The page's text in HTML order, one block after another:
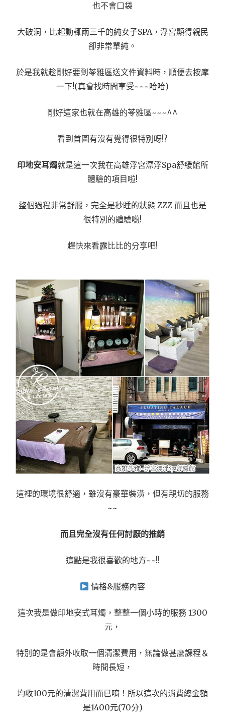
也不會口袋
大破洞，比起動輒兩三千的純女子SPA，浮宮顯得親民
卻非常單純。
於是我就趁剛好要到苓雅區送文件資料時，順便去按摩
一下!(真會找時間享受~~~哈哈)
剛好這家也就在高雄的苓雅區~~~^^
看到首圖有沒有覺得很特別呀!?
印地安耳燭就是這一次我在高雄浮宮漂浮Spa舒緩館所
體驗的項目啦!
整個過程非常舒服，完全是秒睡的狀態 ZZZ 而且也是
很特別的體驗喲!
趕快來看露比比的分享吧!
這裡的環境很舒適，雖沒有豪華裝潢，但有親切的服務
~~
而且完全沒有任何討厭的推銷
這點是我很喜歡的地方~~!!
價格&服務內容
這次我是做印地安式耳燭，整整一個小時的服務 1300
元，
特別的是會額外收取一個清潔費用，無論做甚麼課程＆
時間長短，
均收100元的清潔費用而已唷！所以這次的消費總金額
是1400元(70分)